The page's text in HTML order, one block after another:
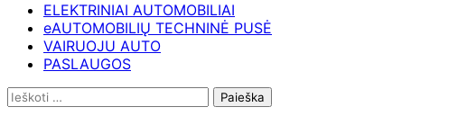
ELEKTRINIAI AUTOMOBILIAI
eAUTOMOBILIŲ TECHNINĖ PUSĖ
VAIRUOJU AUTO
PASLAUGOS
Ieškoti: